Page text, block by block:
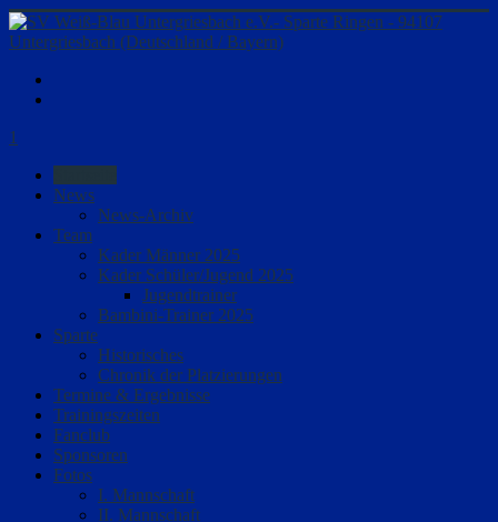
1
News
News-Archiv
Team
Kader Männer 2025
Kader Schüler/Jugend 2025
Jugendtrainer
Bambini-Trainer 2025
Sparte
Historisches
Chronik der Platzierungen
Termine & Ergebnisse
Trainingszeiten
Fanclub
Sponsoren
Fotos
I. Mannschaft
II. Mannschaft